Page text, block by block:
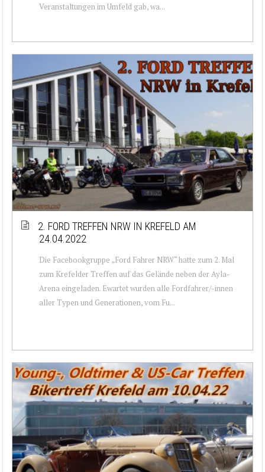
Veranstaltungen im Umfeld gab, wa...
2. FORD TREFFEN NRW IN KREFELD AM
24.04.2022
Die Facebookgruppe „Ford Fahrer NRW“ hatte zum 2. Mal
zum Krefelder Treffen auf das Gelände neben der Ayla-
Arena eingeladen. Ewartet wurden alle Fordfahrer/-innen
aller Typen und Generationen, vom Fu...